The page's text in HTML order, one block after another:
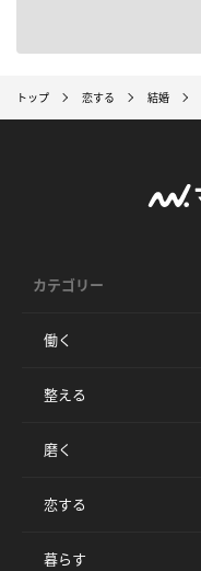
トップ 恋する 結婚
カテゴリー
働く
整える
磨く
恋する
暮らす